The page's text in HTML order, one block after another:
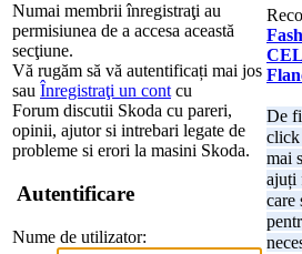
Numai membrii înregistraţi au
permisiunea de a accesa această
secţiune.
Vă rugăm să vă autentificați mai jos
sau Înregistraţi un cont cu
Forum discutii Skoda cu pareri,
opinii, ajutor si intrebari legate de
probleme si erori la masini Skoda.
Autentificare
Nume de utilizator:
De
click
mai
ajuți
care